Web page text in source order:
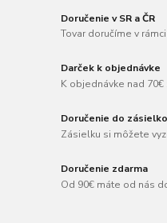
Doručenie v SR a ČR
Tovar doručíme v rámci
Darček k objednávke
K objednávke nad
Doručenie do
Zásielku si môžete
Doručenie zdarma
Od 90€ máte od nás